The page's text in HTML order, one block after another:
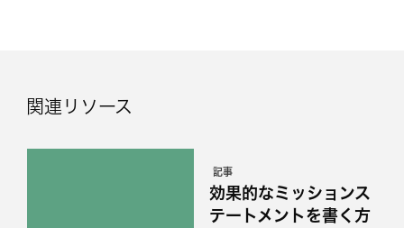
関連リソース
記事
効果的なミッションス
テートメントを書く方